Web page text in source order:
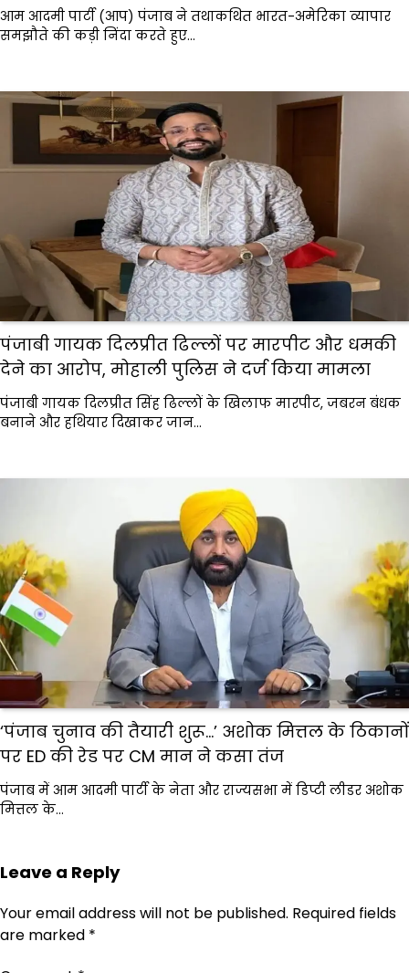
आम आदमी पार्टी (आप) पंजाब ने तथाकथित भारत-अमेरिका व्यापार
समझौते की कड़ी निंदा करते हुए…
पंजाबी गायक दिलप्रीत ढिल्लों पर मारपीट और धमकी
देने का आरोप, मोहाली पुलिस ने दर्ज किया मामला
पंजाबी गायक दिलप्रीत सिंह ढिल्लों के खिलाफ मारपीट, जबरन बंधक
बनाने और हथियार दिखाकर जान…
‘पंजाब चुनाव की तैयारी शुरू…’ अशोक मित्तल के ठिकानों
पर ED की रेड पर CM मान ने कसा तंज
पंजाब में आम आदमी पार्टी के नेता और राज्यसभा में डिप्टी लीडर अशोक
मित्तल के…
Leave a Reply
Your email address will not be published. Required fields
are marked *